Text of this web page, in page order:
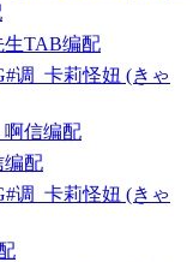
生TAB编配
调_卡莉怪妞 (きゃ
啊信编配
编配
调_卡莉怪妞 (きゃ